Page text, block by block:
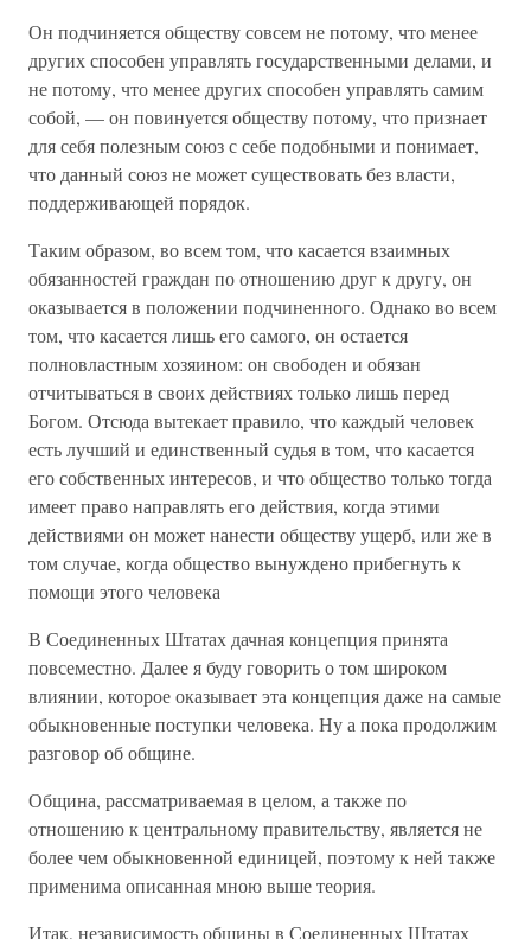
Он подчиняется обществу совсем не потому, что менее
других способен управлять государственными делами, и
не потому, что менее других способен управлять самим
собой, — он повинуется обществу потому, что признает
для себя полезным союз с себе подобными и понимает,
что данный союз не может существовать без власти,
поддерживающей порядок.
Таким образом, во всем том, что касается взаимных
обязанностей граждан по отношению друг к другу, он
оказывается в положении подчиненного. Однако во всем
том, что касается лишь его самого, он остается
полновластным хозяином: он свободен и обязан
отчитываться в своих действиях только лишь перед
Богом. Отсюда вытекает правило, что каждый человек
есть лучший и единственный судья в том, что касается
его собственных интересов, и что общество только тогда
имеет право направлять его действия, когда этими
действиями он может нанести обществу ущерб, или же в
том случае, когда общество вынуждено прибегнуть к
помощи этого человека
В Соединенных Штатах дачная концепция принята
повсеместно. Далее я буду говорить о том широком
влиянии, которое оказывает эта концепция даже на самые
обыкновенные поступки человека. Ну а пока продолжим
разговор об общине.
Община, рассматриваемая в целом, а также по
отношению к центральному правительству, является не
более чем обыкновенной единицей, поэтому к ней также
применима описанная мною выше теория.
Итак, независимость общины в Соединенных Штатах